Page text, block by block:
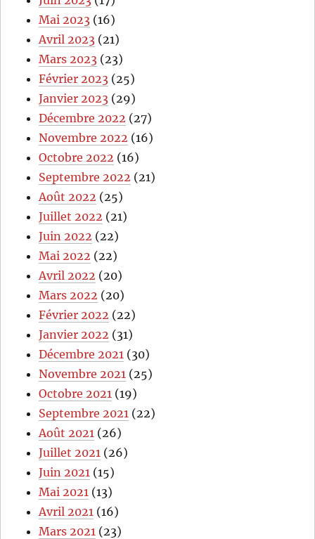
Mai 2023 (16)
Avril 2023 (21)
Mars 2023 (23)
Février 2023 (25)
Janvier 2023 (29)
Décembre 2022 (27)
Novembre 2022 (16)
Octobre 2022 (16)
Septembre 2022 (21)
Août 2022 (25)
Juillet 2022 (21)
Juin 2022 (22)
Mai 2022 (22)
Avril 2022 (20)
Mars 2022 (20)
Février 2022 (22)
Janvier 2022 (31)
Décembre 2021 (30)
Novembre 2021 (25)
Octobre 2021 (19)
Septembre 2021 (22)
Août 2021 (26)
Juillet 2021 (26)
Juin 2021 (15)
Mai 2021 (13)
Avril 2021 (16)
Mars 2021 (23)